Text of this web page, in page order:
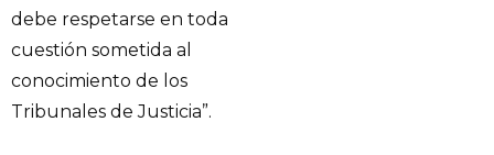
debe respetarse en toda
cuestión sometida al
conocimiento de los
Tribunales de Justicia”.